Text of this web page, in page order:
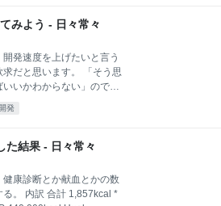
new してるのを書いたり
い。悲しい事故が起こる
ではありません。
とコードを必要な時に読ん
っているがSpringBootを
みよう - 日々常々
発速度を上げたいと言う
だと思います。 「そう思
いかわからない」のであ
てみましょう。 この図は
、重要なものが抜けてい
技術要素や取り組んでい
なかったりもします。参
効率」と言うと、「コー
向きがちです。これはさ
に分けられるかと思いま
開発
た結果 - 日々常々
康診断とか献血とかの数
。 内訳 合計 1,857kcal *